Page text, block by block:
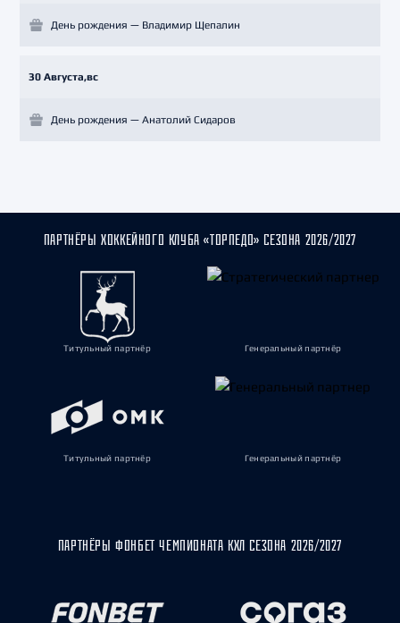
День рождения — Владимир Щепалин
30 Августа,вс
День рождения — Анатолий Сидаров
ПАРТНЁРЫ ХОККЕЙНОГО КЛУБА «ТОРПЕДО» СЕЗОНА 2026/2027
Титульный партнёр Генеральный партнёр
Титульный партнёр Генеральный партнёр
ПАРТНЁРЫ ФОНБЕТ ЧЕМПИОНАТА КХЛ СЕЗОНА 2026/2027